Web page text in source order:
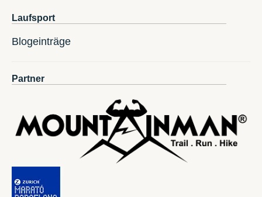
Laufsport
Blogeinträge
Partner